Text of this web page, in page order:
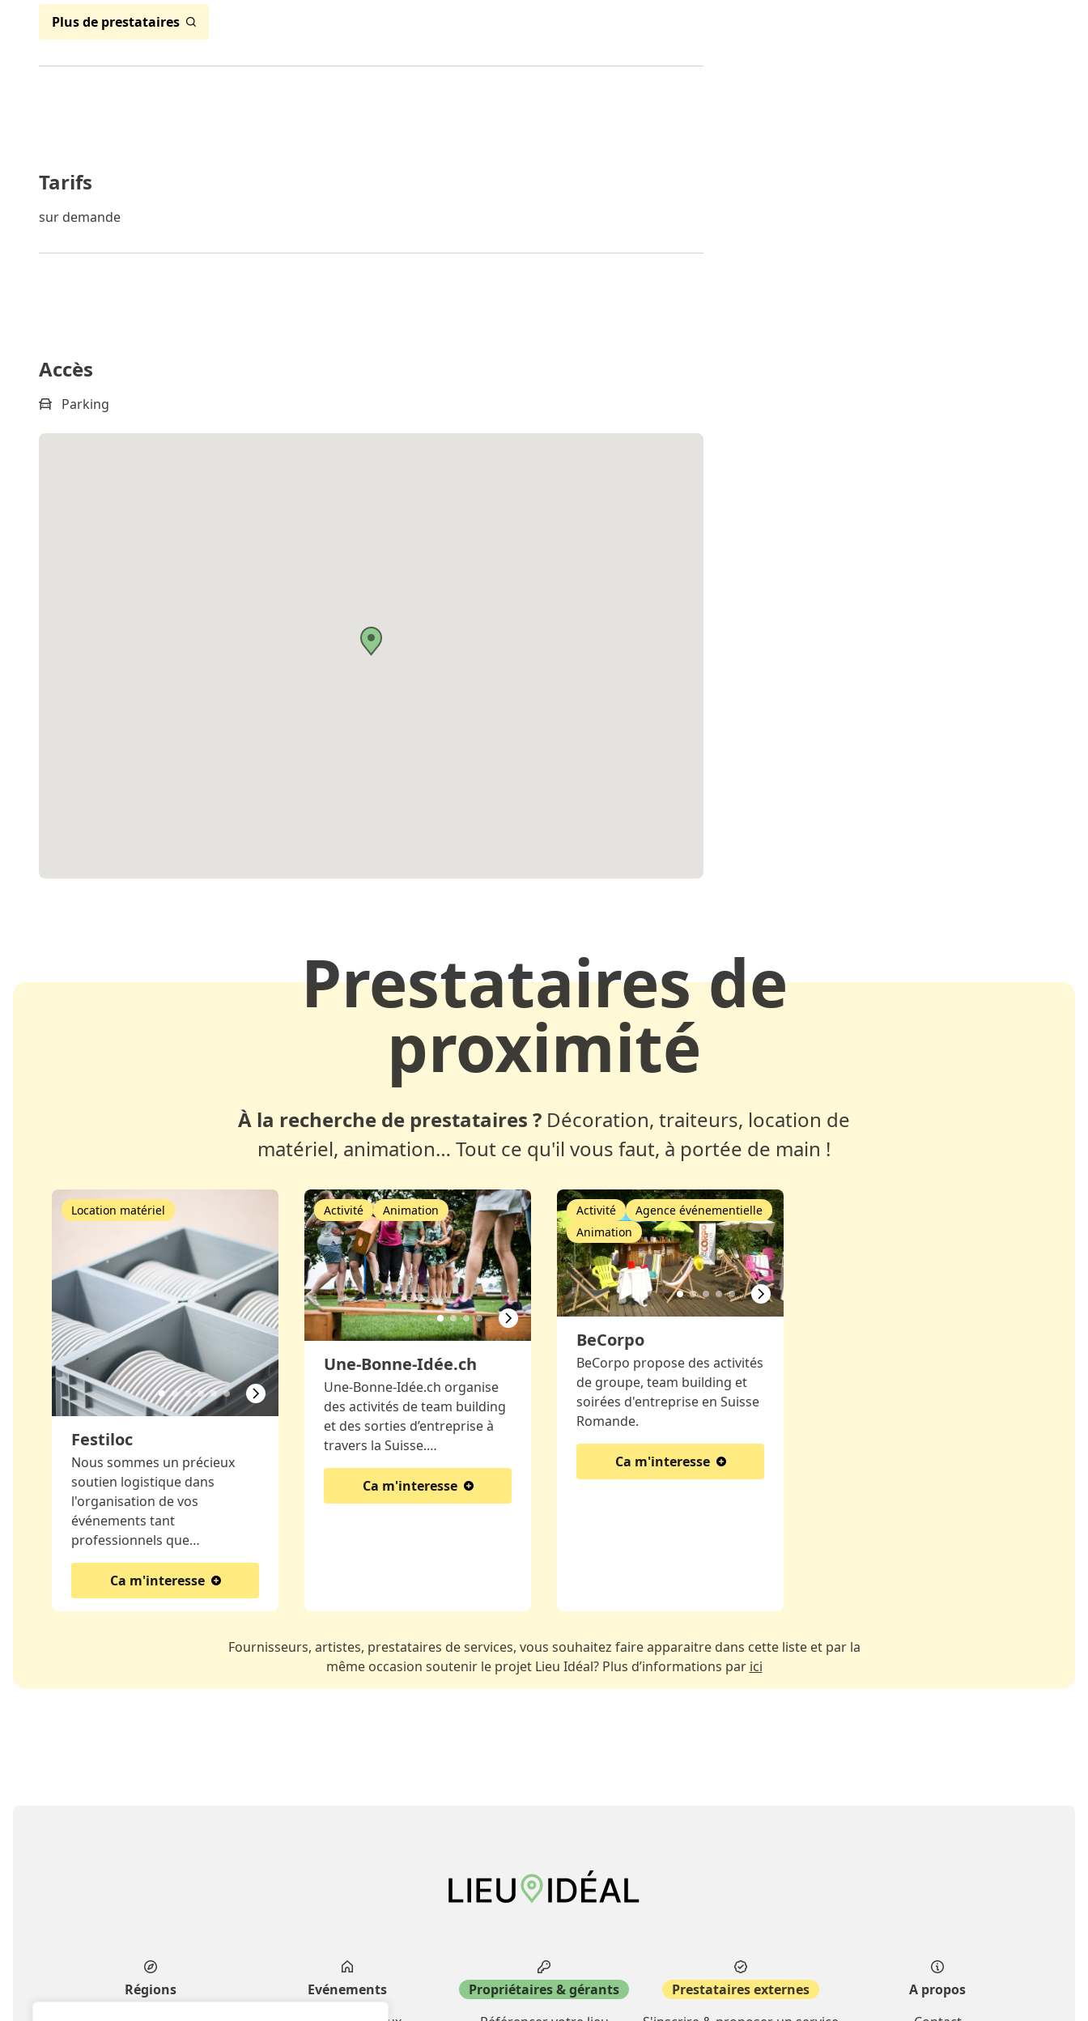
Plus de prestataires
Tarifs
sur demande
Accès
Parking
Prestataires de
proximité
À la recherche de prestataires ? Décoration, traiteurs, location de
matériel, animation… Tout ce qu'il vous faut, à portée de main !
Festiloc
Location matériel
Nous sommes un précieux
soutien logistique dans
l'organisation de vos
événements tant
professionnels que…
Ca m'interesse
Une-Bonne-Idée.ch
Activité Animation
Une-Bonne-Idée.ch organise
des activités de team building
et des sorties d’entreprise à
travers la Suisse.…
Ca m'interesse
BeCorpo
Activité
Agence événementielle
Animation
BeCorpo propose des activités
de groupe, team building et
soirées d'entreprise en Suisse
Romande.
Ca m'interesse
Fournisseurs, artistes, prestataires de services, vous souhaitez faire apparaitre dans cette liste et par la
même occasion soutenir le projet Lieu Idéal? Plus d’informations par ici
Régions
Evénements
Propriétaires & gérants
Prestataires externes
A propos